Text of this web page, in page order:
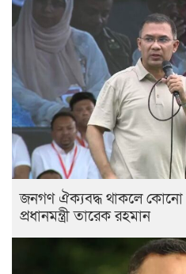
জনগণ ঐক্যবদ্ধ থাকলে কোনো
প্রধানমন্ত্রী তারেক রহমান